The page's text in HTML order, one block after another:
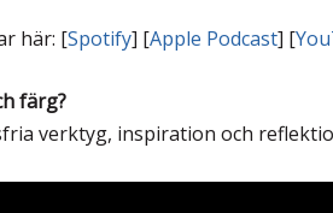
här: [Spotify] [Apple Podcast] [
färg?
verktyg, inspiration och